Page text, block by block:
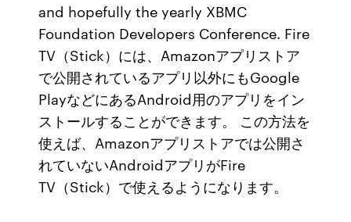
and hopefully the yearly XBMC
Foundation Developers Conference. Fire
TV（Stick）には、Amazonアプリストア
で公開されているアプリ以外にもGoogle
PlayなどにあるAndroid用のアプリをイン
ストールすることができます。 この方法を
使えば、Amazonアプリストアでは公開さ
れていないAndroidアプリがFire
TV（Stick）で使えるようになります。